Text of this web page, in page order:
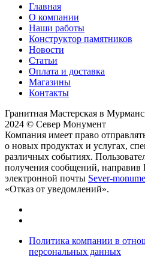
Главная
О компании
Наши работы
Конструктор памятников
Новости
Статьи
Оплата и доставка
Магазины
Контакты
Гранитная Мастерская в
2024 © Север Монумент
Компания имеет право
о новых продуктах и услугах,
различных событиях.
получения сообщений,
электронной почты Sever-
«Отказ от уведомлений».
Политика компании в
персональных данных